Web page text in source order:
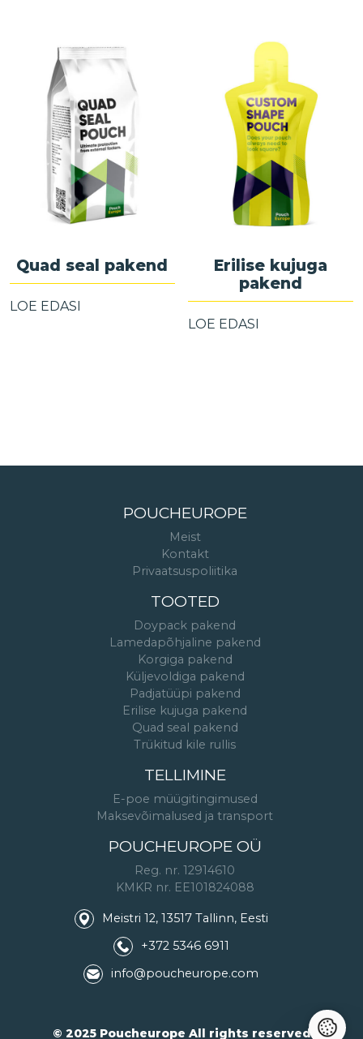
Quad seal pakend
LOE EDASI
Erilise kujuga
pakend
LOE EDASI
POUCHEUROPE
Meist
Kontakt
Privaatsuspoliitika
TOOTED
Doypack pakend
Lamedapõhjaline pakend
Korgiga pakend
Küljevoldiga pakend
Padjatüüpi pakend
Erilise kujuga pakend
Quad seal pakend
Trükitud kile rullis
TELLIMINE
E-poe müügitingimused
Maksevõimalused ja transport
POUCHEUROPE OÜ
Reg. nr. 12914610
KMKR nr. EE101824088
Meistri 12, 13517 Tallinn, Eesti
+372 5346 6911
info@poucheurope.com
© 2025 Poucheurope All rights reserved